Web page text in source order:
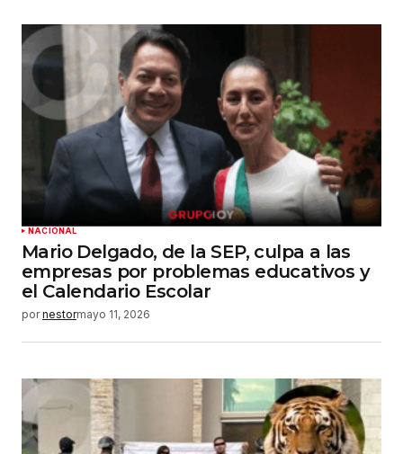
NACIONAL
Mario Delgado, de la SEP, culpa a las
empresas por problemas educativos y
el Calendario Escolar
por nestormayo 11, 2026